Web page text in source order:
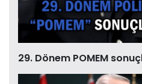
29. Dönem POMEM